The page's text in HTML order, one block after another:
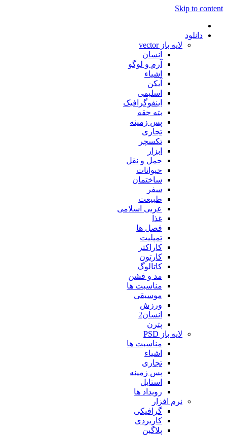
Skip to content
دانلود
لایه باز vector
انسان
آرم و لوگو
اشیاء
آیکن
اسلیمی
اینفوگرافیک
بته جقه
پس زمینه
تجاری
تکسچر
ابزار
حمل و نقل
حیوانات
ساختمان
سفر
طبیعت
عربی اسلامی
غذا
فصل ها
تمپلیت
کاراکتر
کارتون
کاتالوگ
مد و فشن
مناسبت ها
موسیقی
ورزش
انسان2
پترن
لایه باز PSD
مناسبت ها
اشیاء
تجاری
پس زمینه
استایل
رویداد ها
نرم افزار
گرافیکی
کاربردی
پلاگین